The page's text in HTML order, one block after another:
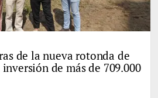
de la nueva rotonda de
de más de 709.000